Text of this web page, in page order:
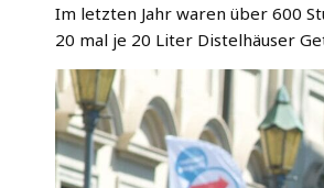
Im letzten Jahr waren über 600
20 mal je 20 Liter Distelhäuser